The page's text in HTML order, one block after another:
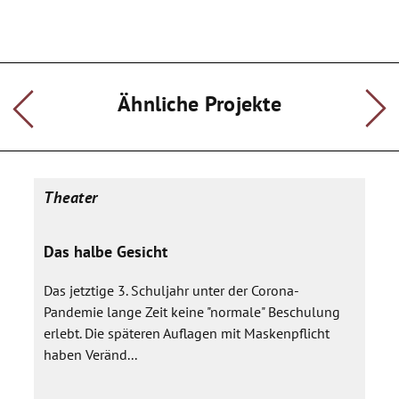
Ähnliche Projekte
Theater
Das halbe Gesicht
Das jetztige 3. Schuljahr unter der Corona-
Pandemie lange Zeit keine "normale" Beschulung
erlebt. Die späteren Auflagen mit Maskenpflicht
haben Veränd...